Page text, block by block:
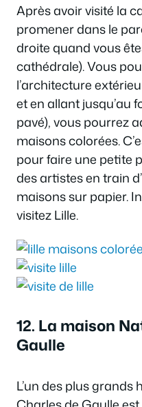
Après avoir visité la
promener dans le
droite quand vous
cathédrale). Vous
l’architecture
et en allant jusqu’au
pavé), vous pourrez
maisons colorées.
pour faire une petite
des artistes en train
maisons sur papier.
visitez Lille.
12. La maison
Gaulle
L’un des plus grands